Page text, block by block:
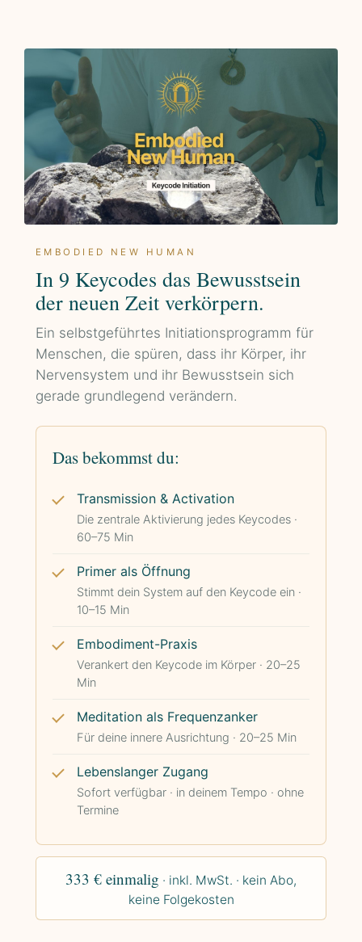
EMBODIED NEW HUMAN
In 9 Keycodes das Bewusstsein
der neuen Zeit verkörpern.
Ein selbstgeführtes Initiationsprogramm für
Menschen, die spüren, dass ihr Körper, ihr
Nervensystem und ihr Bewusstsein sich
gerade grundlegend verändern.
Das bekommst du:
Transmission & Activation
Die zentrale Aktivierung jedes Keycodes ·
60–75 Min
Primer als Öffnung
Stimmt dein System auf den Keycode ein ·
10–15 Min
Embodiment-Praxis
Verankert den Keycode im Körper · 20–25
Min
Meditation als Frequenzanker
Für deine innere Ausrichtung · 20–25 Min
Lebenslanger Zugang
Sofort verfügbar · in deinem Tempo · ohne
Termine
333 € einmalig · inkl. MwSt. · kein Abo,
keine Folgekosten